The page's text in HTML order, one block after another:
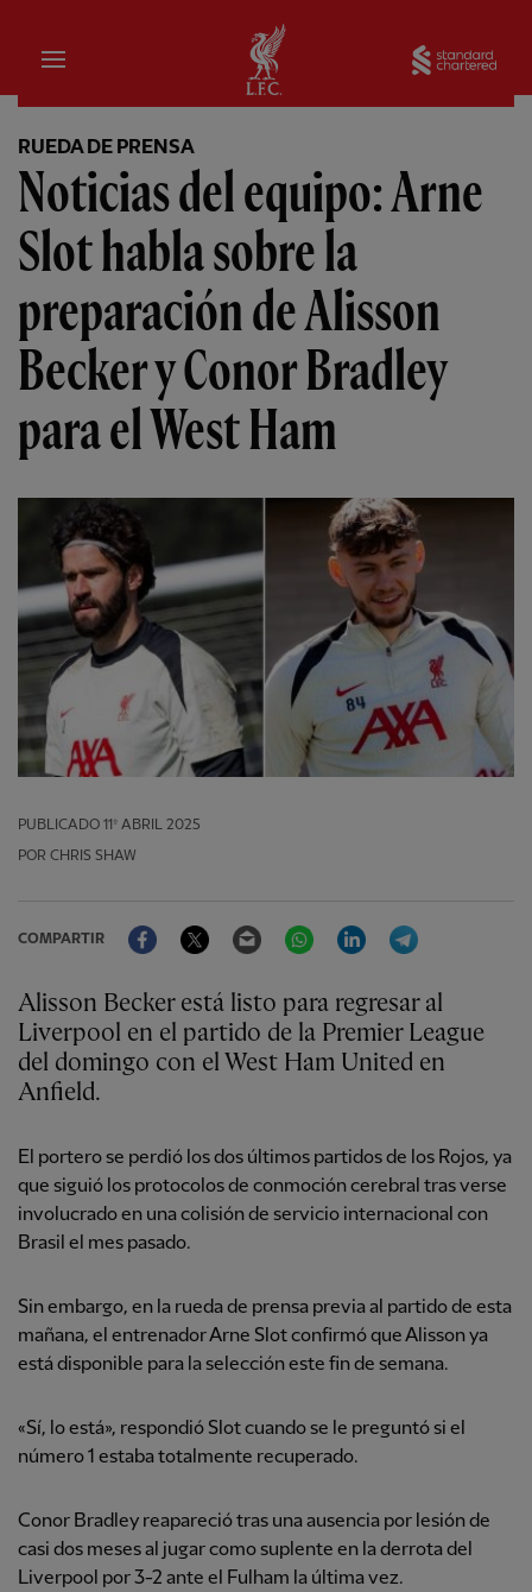
Hogar
RUEDA DE PRENSA
Noticias del equipo: Arne
Slot habla sobre la
preparación de Alisson
Becker y Conor Bradley
para el West Ham
PUBLICADO 11º ABRIL 2025
POR CHRIS SHAW
COMPARTIR
FacebookTwitter Email WhatsAppLinkedIn
Alisson Becker está listo para regresar al
Liverpool en el partido de la Premier League
del domingo con el West Ham United en
Anfield.
El portero se perdió los dos últimos partidos de los Rojos, ya
que siguió los protocolos de conmoción cerebral tras verse
involucrado en una colisión de servicio internacional con
Brasil el mes pasado.
Sin embargo, en la rueda de prensa previa al partido de esta
mañana, el entrenador Arne Slot confirmó que Alisson ya
está disponible para la selección este fin de semana.
«Sí, lo está», respondió Slot cuando se le preguntó si el
número 1 estaba totalmente recuperado.
Conor Bradley reapareció tras una ausencia por lesión de
casi dos meses al jugar como suplente en la derrota del
Liverpool por 3-2 ante el Fulham la última vez.